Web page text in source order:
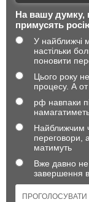
На вашу думку,
примусять
У найближчі
настільки
поновити
Цього року
процесу. А
рф навпаки
Найближчим
переговори,
матимуть
Вже давно
завершення